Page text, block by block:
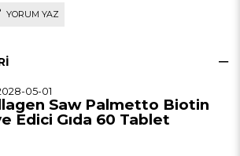
YORUM YAZ
05-01
Saw Palmetto Biotin
Edici Gıda 60 Tablet